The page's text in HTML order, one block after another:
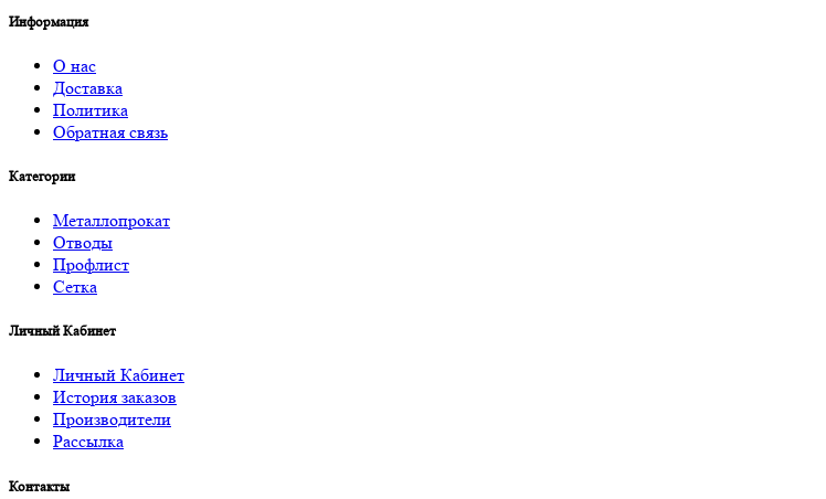
Информация
О нас
Доставка
Политика
Обратная связь
Категории
Металлопрокат
Отводы
Профлист
Сетка
Личный Кабинет
Личный Кабинет
История заказов
Производители
Рассылка
Контакты